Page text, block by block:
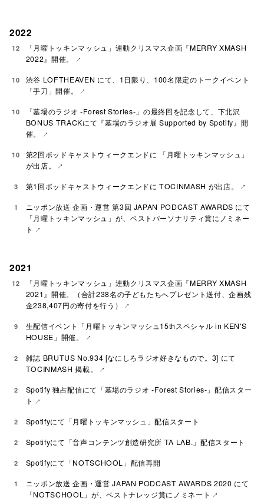
2022
12
「月曜トッキンマッシュ」連動クリスマス企画『MERRY XMASH
2022』開催。
10
渋谷 LOFTHEAVEN にて、1日限り、100名限定のトークイベント
「手刀」開催。
10
「墓場のラジオ -Forest Stories-」の最終回を記念して、下北沢
BONUS TRACKにて『墓場のラジオ展 Supported by Spotify』開
催。
10
第2回ポッドキャストウィークエンドに 「月曜トッキンマッシュ」
が出店。
3 第1回ポッドキャストウィークエンドに TOCINMASH が出店。
1
ニッポン放送 企画・運営 第3回 JAPAN PODCAST AWARDS にて
「月曜トッキンマッシュ」が、ベストパーソナリティ賞にノミネー
ト
2021
12
「月曜トッキンマッシュ」連動クリスマス企画『MERRY XMASH
2021』開催。（合計238名の子どもたちへプレゼント送付、企画残
金238,407円の寄付を行う）
9
生配信イベント「月曜トッキンマッシュ15thスペシャル in KEN'S
HOUSE」開催。
2
雑誌 BRUTUS No.934 [なにしろラジオ好きなもので。3] にて
TOCINMASH 掲載。
2
Spotify 独占配信にて「墓場のラジオ -Forest Stories-」配信スター
ト
2 Spotifyにて「月曜トッキンマッシュ」配信スタート
2 Spotifyにて「音声コンテンツ創造研究所 TA LAB.」配信スタート
2 Spotifyにて「NOTSCHOOL」配信再開
1
ニッポン放送 企画・運営 JAPAN PODCAST AWARDS 2020 にて
「NOTSCHOOL」が、ベストナレッジ賞にノミネート